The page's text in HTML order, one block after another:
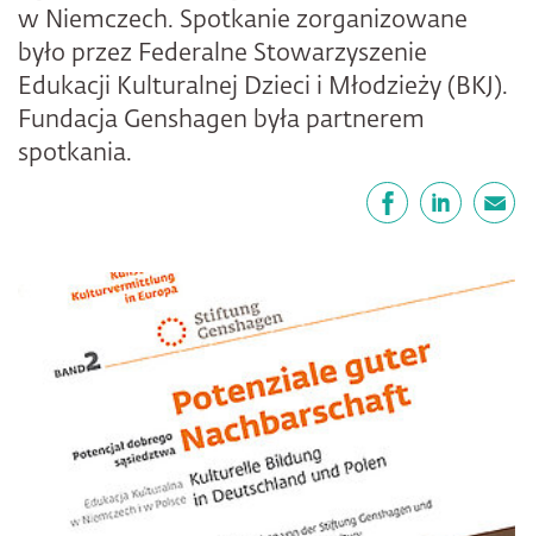
w Niemczech. Spotkanie zorganizowane
było przez Federalne Stowarzyszenie
Edukacji Kulturalnej Dzieci i Młodzieży (BKJ).
Fundacja Genshagen była partnerem
spotkania.